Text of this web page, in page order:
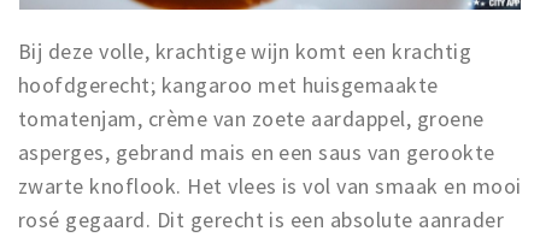
Bij deze volle, krachtige wijn komt een krachtig
hoofdgerecht; kangaroo met huisgemaakte
tomatenjam, crème van zoete aardappel, groene
asperges, gebrand mais en een saus van gerookte
zwarte knoflook. Het vlees is vol van smaak en mooi
rosé gegaard. Dit gerecht is een absolute aanrader